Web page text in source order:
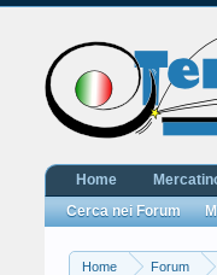
Home Forum
Home
Cerca nei Forum